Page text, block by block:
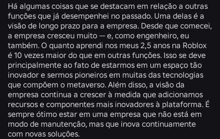
Há algumas coisas que se destacam em relação a outras
funções que já desempenhei no passado. Uma delas é a
visão de longo prazo para a empresa. Desde que comecei,
a empresa cresceu muito — e, como engenheiro, eu
também. O quanto aprendi nos meus 2,5 anos na Roblox
é 10 vezes maior do que em outras funções. Isso se deve
principalmente ao fato de estarmos em um espaço tão
inovador e sermos pioneiros em muitas das tecnologias
que compõem o metaverso. Além disso, a visão da
empresa continua a crescer à medida que adicionamos
recursos e componentes mais inovadores à plataforma. É
sempre ótimo estar em uma empresa que não está em
modo de manutenção, mas que inova continuamente
com novas soluções.